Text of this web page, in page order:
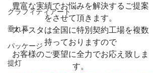
グラフィティアート
垂れ幕
パッケージ
提灯
豊富な実績でお悩みを解決するご提案
をさせて頂きます。
ストスタは全国に特別契約工場を複数
持っておりますので
お客様のご要望に全力でお応え致しま
す。